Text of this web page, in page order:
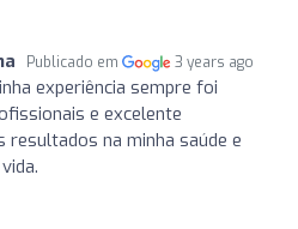
Publicado em 3 years ago
experiência sempre foi
e excelente
na minha saúde e